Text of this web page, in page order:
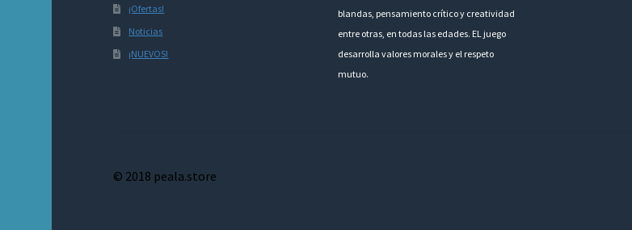
¡Ofertas!
Noticias
¡NUEVOS!
blandas, pensamiento crítico y creatividad
entre otras, en todas las edades. EL juego
desarrolla valores morales y el respeto
mutuo.
© 2018 peala.store